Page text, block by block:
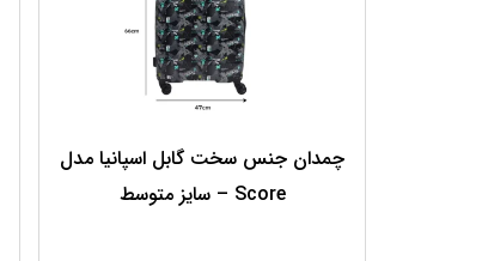
چمدان جنس سخت گابل اسپانیا مدل
Score – سایز متوسط